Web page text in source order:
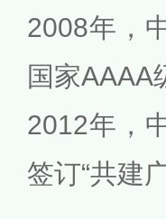
2008年，
国家AAAA
2012年，
签订“共建